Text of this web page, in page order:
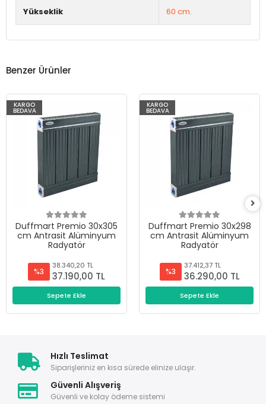
Yükseklik 60 cm.
Benzer Ürünler
KARGO
BEDAVA
Duffmart Premio 30x305
cm Antrasit Alüminyum
Radyatör
%3
38.340,20 TL
37.190,00 TL
Sepete Ekle
KARGO
BEDAVA
Duffmart Premio 30x298
cm Antrasit Alüminyum
Radyatör
%3
37.412,37 TL
36.290,00 TL
Sepete Ekle
Hızlı Teslimat
Siparişleriniz en kısa sürede elinize ulaşır.
Güvenli Alışveriş
Güvenli ve kolay ödeme sistemi